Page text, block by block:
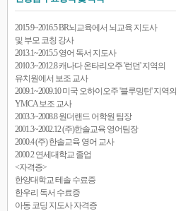
2015.9~2016.5 BR뇌교육에서 뇌교육 지도사
및 부모 코칭 강사
2013.1~2015.5 영어 독서 지도사
2010.3~2012.8 캐나다 온타리오주 '런던' 지역의
유치원에서 보조 교사
2009.1~2009.10 미국 오하이오주 '블루밍턴' 지역의
YMCA 보조 교사
2003.3~2008.8 원더랜드 어학원 팀장
2001.3~2002.12 (주)한솔교육 영어팀장
2000.4 (주) 한솔교육 영어 교사
2000.2 연세대학교 졸업
<자격증>
한양대학교 테솔 수료증
한우리 독서 수료증
아동 코딩 지도사 자격증